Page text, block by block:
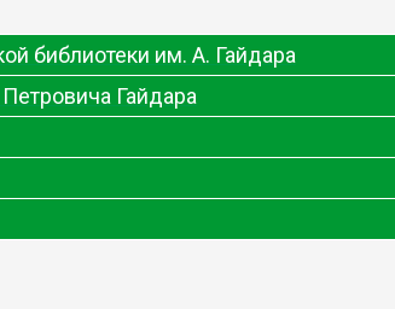
библиотеки им. А. Гайдара
Гайдара